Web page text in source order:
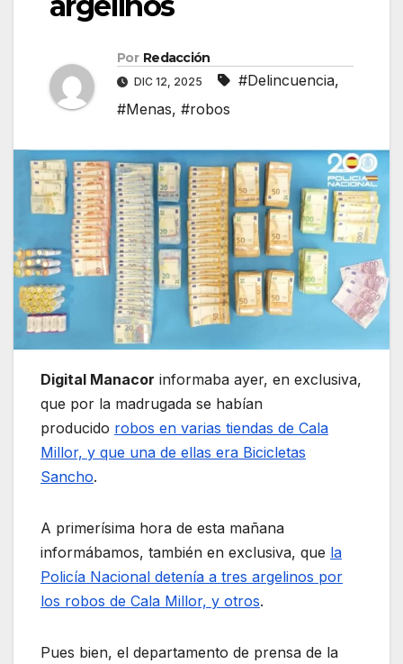
Por Redacción
DIC 12, 2025 #Delincuencia,
#Menas, #robos
Digital Manacor informaba ayer, en exclusiva,
que por la madrugada se habían
producido robos en varias tiendas de Cala
Millor, y que una de ellas era Bicicletas
Sancho.
A primerísima hora de esta mañana
informábamos, también en exclusiva, que la
Policía Nacional detenía a tres argelinos por
los robos de Cala Millor, y otros.
Pues bien, el departamento de prensa de la